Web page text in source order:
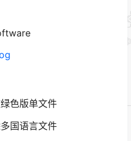
色版单文件
国语言文件